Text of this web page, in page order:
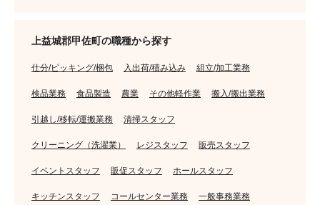
上益城郡甲佐町の職種から探す
仕分/ピッキング/梱包 入出荷/積み込み 組立/加工業務
検品業務 食品製造 農業 その他軽作業 搬入/搬出業務
引越し/移転/運搬業務 清掃スタッフ
クリーニング（洗濯業） レジスタッフ 販売スタッフ
イベントスタッフ 販促スタッフ ホールスタッフ
キッチンスタッフ コールセンター業務 一般事務業務